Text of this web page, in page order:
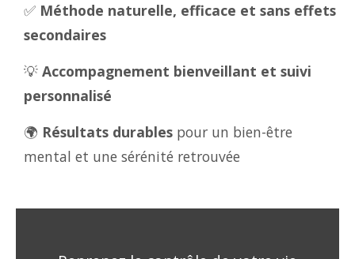
✅ Méthode naturelle, efficace et sans effets
secondaires
💡 Accompagnement bienveillant et suivi
personnalisé
🌍 Résultats durables pour un bien-être
mental et une sérénité retrouvée